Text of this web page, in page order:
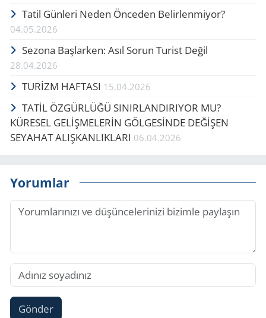
Tatil Günleri Neden Önceden Belirlenmiyor?
04.05.2026
Se­zo­na Baş­lar­ken: Asıl Sorun Tu­rist Değil
28.04.2026
TURİZM HAFTASI 15.04.2026
TATİL ÖZGÜRLÜĞÜ SINIRLANDIRIYOR MU?
KÜRESEL GELİŞMELERİN GÖLGESİNDE DEĞİŞEN
SEYAHAT ALIŞKANLIKLARI 06.04.2026
Yorumlar
Gönder